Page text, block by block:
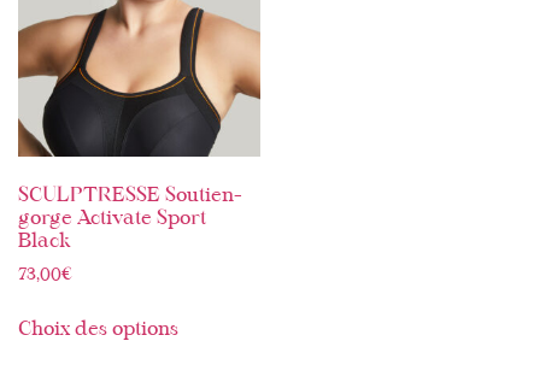
SCULPTRESSE Soutien-
gorge Activate Sport
Black
73,00€
Choix des options